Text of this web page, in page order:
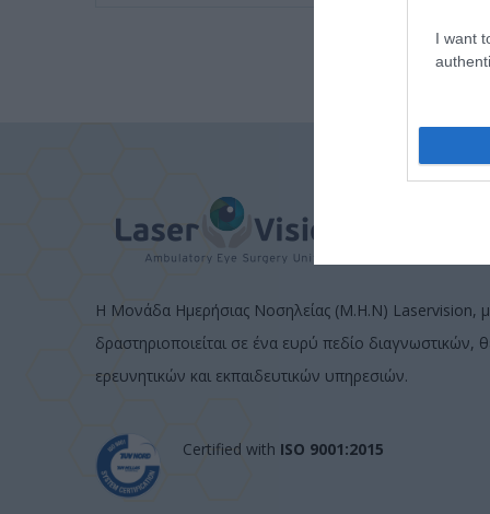
I want
Η Μονάδα Ημερήσιας Νοσηλείας (Μ.Η.Ν) Laservision,
δραστηριοποιείται σε ένα ευρύ πεδίο διαγνωστικών,
ερευνητικών και εκπαιδευτικών υπηρεσιών.
Certified with ISO 9001:2015